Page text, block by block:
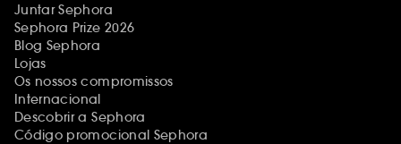
Juntar Sephora
Sephora Prize 2026
Blog Sephora
Lojas
Os nossos compromissos
Internacional
Descobrir a Sephora
Código promocional Sephora